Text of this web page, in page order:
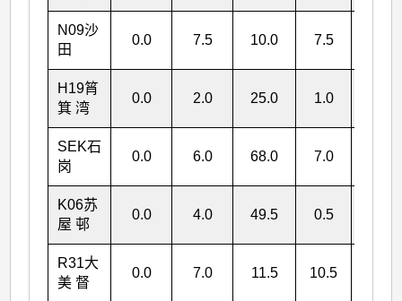
N09沙
田
0.0 7.5 10.0 7.5
H19筲
箕 湾
0.0 2.0 25.0 1.0
SEK石
岗
0.0 6.0 68.0 7.0
K06苏
屋 邨
0.0 4.0 49.5 0.5
R31大
美 督
0.0 7.0 11.5 10.5